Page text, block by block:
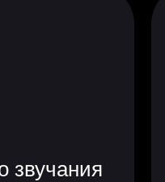
звучания